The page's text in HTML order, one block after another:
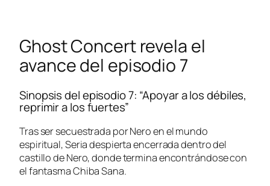
Ghost Concert revela el
avance del episodio 7
Sinopsis del episodio 7: “Apoyar a los débiles,
reprimir a los fuertes”
Tras ser secuestrada por Nero en el mundo
espiritual, Seria despierta encerrada dentro del
castillo de Nero, donde termina encontrándose con
el fantasma Chiba Sana.